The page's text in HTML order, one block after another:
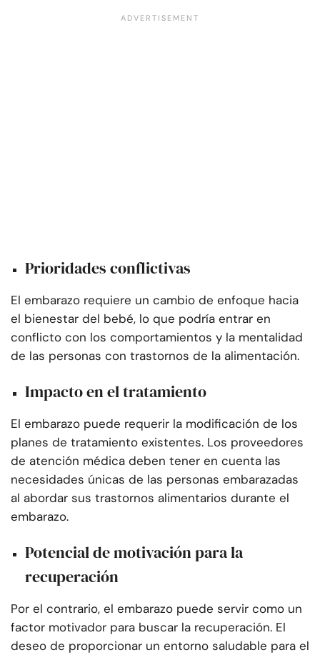
Prioridades conflictivas
El embarazo requiere un cambio de enfoque hacia
el bienestar del bebé, lo que podría entrar en
conflicto con los comportamientos y la mentalidad
de las personas con trastornos de la alimentación.
Impacto en el tratamiento
El embarazo puede requerir la modificación de los
planes de tratamiento existentes. Los proveedores
de atención médica deben tener en cuenta las
necesidades únicas de las personas embarazadas
al abordar sus trastornos alimentarios durante el
embarazo.
Potencial de motivación para la
recuperación
Por el contrario, el embarazo puede servir como un
factor motivador para buscar la recuperación. El
deseo de proporcionar un entorno saludable para el